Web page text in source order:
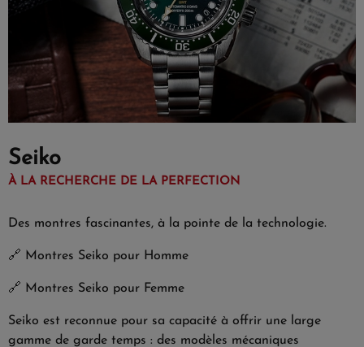
Seiko
À LA RECHERCHE DE LA PERFECTION
Des montres fascinantes, à la pointe de la technologie.
🔗 Montres Seiko pour Homme
🔗 Montres Seiko pour Femme
Seiko est reconnue pour sa capacité à offrir une large
gamme de garde temps : des modèles mécaniques